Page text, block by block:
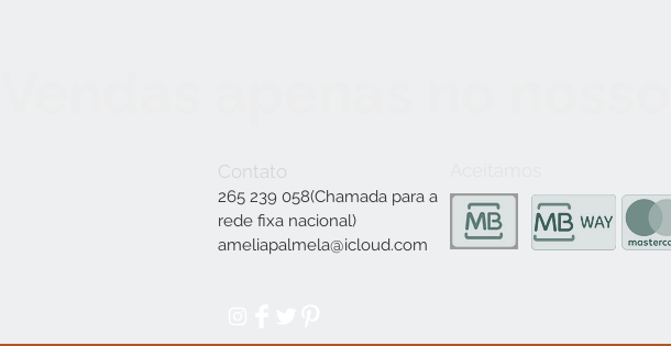
Contato
265 239 058(Chamada para a
rede fixa nacional)
ameliapalmela@icloud.com